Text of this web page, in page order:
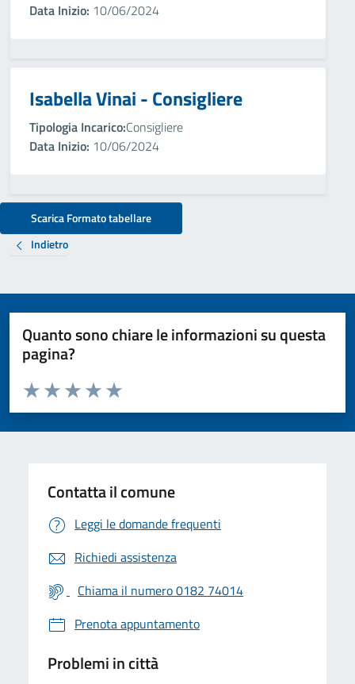
Data Inizio: 10/06/2024
Isabella Vinai - Consigliere
Tipologia Incarico:Consigliere
Data Inizio: 10/06/2024
Scarica Formato tabellare
Indietro
Quanto sono chiare le informazioni su questa
pagina?
Valuta da 1 a 5 stelle la pagina
Valuta 5 stelle su 5
Valuta 4 stelle su 5
Valuta 3 stelle su 5
Valuta 2 stelle su 5
Valuta 1 stelle su 5
Contatta il comune
Leggi le domande frequenti
Richiedi assistenza
Chiama il numero 0182 74014
Prenota appuntamento
Problemi in città